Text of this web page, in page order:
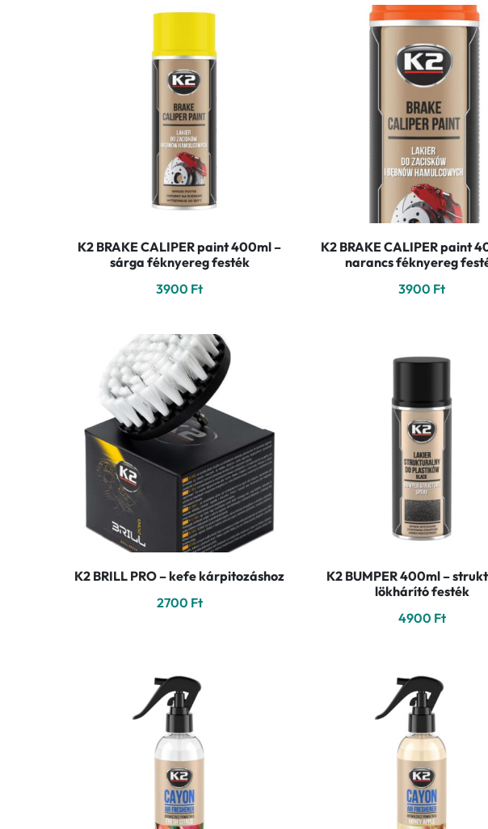
K2 BRAKE CALIPER paint 400ml –
sárga féknyereg festék
3900 Ft
K2 BRAKE CALIPER paint
narancs féknyereg
3900 Ft
K2 BRILL PRO – kefe kárpitozáshoz
2700 Ft
K2 BUMPER 400ml –
lökhárító festék
4900 Ft